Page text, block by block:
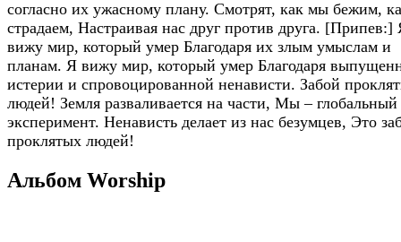
согласно их ужасному плану. Смотрят, как мы бежим,
страдаем, Настраивая нас друг против друга. [Припев:]
вижу мир, который умер Благодаря их злым умыслам и
планам. Я вижу мир, который умер Благодаря
истерии и спровоцированной ненависти. Забой
людей! Земля разваливается на части, Мы – глобальный
эксперимент. Ненависть делает из нас безумцев, Это
проклятых людей!
Альбом Worship